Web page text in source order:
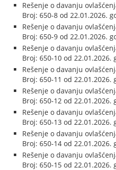
Rešenje o davanju
Broj: 650-8 od 22.01.2026.
Rešenje o davanju
Broj: 650-9 od 22.01.2026.
Rešenje o davanju
Broj: 650-10 od 22.01.2026.
Rešenje o davanju
Broj: 650-11 od 22.01.2026.
Rešenje o davanju
Broj: 650-12 od 22.01.2026.
Rešenje o davanju
Broj: 650-13 od 22.01.2026.
Rešenje o davanju
Broj: 650-14 od 22.01.2026.
Rešenje o davanju
Broj: 650-15 od 22.01.2026.